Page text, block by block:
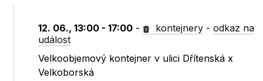
12. 06., 13:00 - 17:00 - kontejnery -odkaz na
událost
Velkoobjemový kontejner v ulici Dřítenská x
Velkoborská